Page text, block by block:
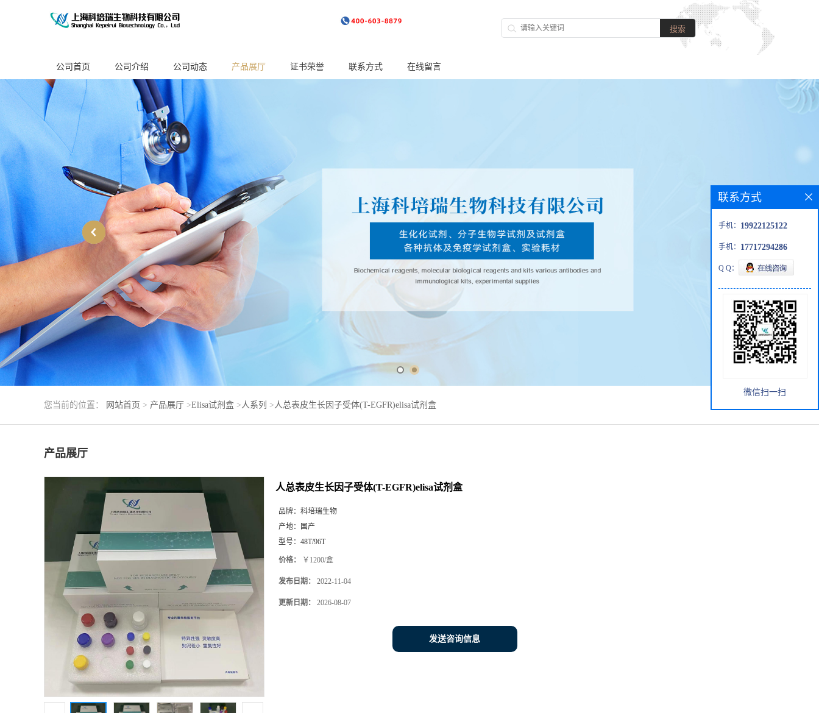
公司首页 公司介绍 公司动态 产品展厅 证书荣誉 联系方式 在线留言
您当前的位置： 网站首页 > 产品展厅 >Elisa试剂盒 > 人系列 > 人总表皮生长因子受体(T-EGFR)elisa试剂盒
产品展厅
人总表皮生长因子受体(T-EGFR)elisa试剂盒
品牌： 科培瑞生物
产地：
国产
型号： 48T/96T
价格： ￥1200/盒
发布日期： 2022-11-04
更新日期： 2026-08-07
发送咨询信息
联系方式
手机： 19922125122
手机： 17717294286
Q Q：
微信扫一扫